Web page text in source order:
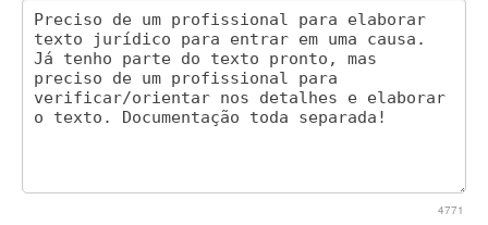
4771